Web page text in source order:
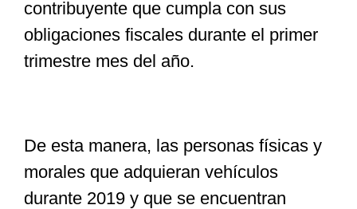
contribuyente que cumpla con sus
obligaciones fiscales durante el primer
trimestre mes del año.
De esta manera, las personas físicas y
morales que adquieran vehículos
durante 2019 y que se encuentran